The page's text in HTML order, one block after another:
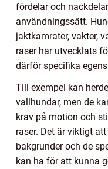
fördelar och
användningssätt.
jaktkamrater, vakter,
raser har utvecklats
därför specifika
Till exempel kan
vallhundar, men de
krav på motion och
raser. Det är viktigt
bakgrunder och de
kan ha för att kunna